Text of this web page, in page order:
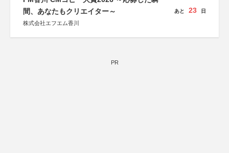
間、あなたもクリエイター～
株式会社エフエム香川
あと 23 日
PR